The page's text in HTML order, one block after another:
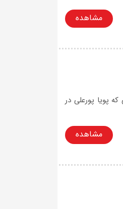
مشاهده
پویا پورعلی در
مشاهده